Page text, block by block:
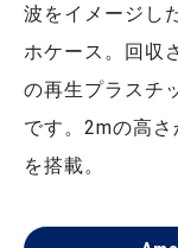
波をイメージし
ホケース。回収
の再生プラスチ
です。2mの高
を搭載。